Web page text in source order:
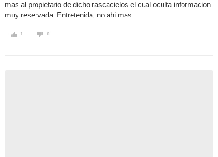
mas al propietario de dicho rascacielos el cual oculta informacion
muy reservada. Entretenida, no ahi mas
1 0